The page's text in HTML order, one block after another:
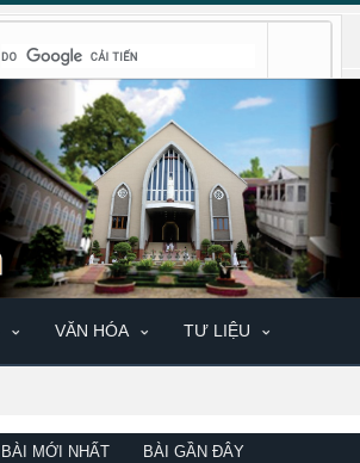
VĂN HÓA TƯ LIỆU
BÀI MỚI NHẤT BÀI GẦN ĐÂY